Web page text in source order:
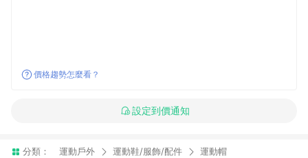
價格趨勢怎麼看？
設定到價通知
分類： 運動戶外 運動鞋/服飾/配件 運動帽